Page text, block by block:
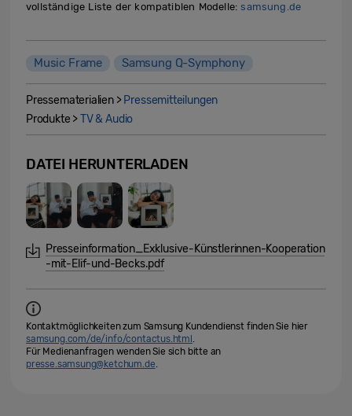
vollständige Liste der kompatiblen Modelle:samsung.de
Music Frame Samsung Q-Symphony
Pressematerialien > Pressemitteilungen
Produkte >TV & Audio
DATEI HERUNTERLADEN
Presseinformation_Exklusive-Künstlerinnen-Kooperation
-mit-Elif-und-Becks.pdf
Kontaktmöglichkeiten zum Samsung Kundendienst finden Sie hier
samsung.com/de/info/contactus.html .
Für Medienanfragen wenden Sie sich bitte an
presse.samsung@ketchum.de.